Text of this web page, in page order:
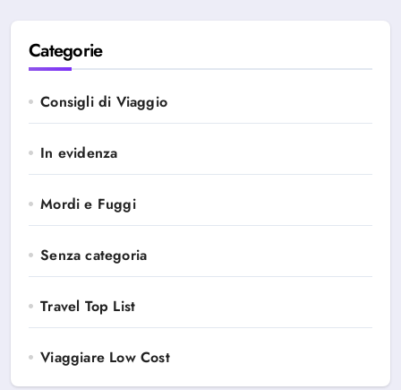
Categorie
Consigli di Viaggio
In evidenza
Mordi e Fuggi
Senza categoria
Travel Top List
Viaggiare Low Cost